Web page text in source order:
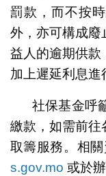
罰款，而不按
外，亦可構成廢
益人的逾期供款
加上遲延利息進
社保基金呼
繳款，如需前往
取籌服務。相
s.gov.mo 或於